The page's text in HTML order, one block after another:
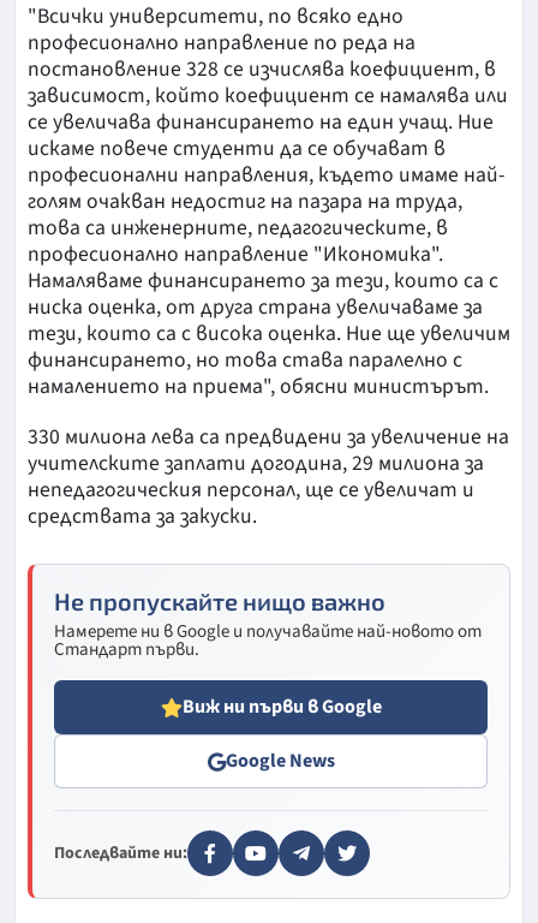
"Всички университети, по всяко едно
професионално направление по реда на
постановление 328 се изчислява коефициент, в
зависимост, който коефициент се намалява или
се увеличава финансирането на един учащ. Ние
искаме повече студенти да се обучават в
професионални направления, където имаме най-
голям очакван недостиг на пазара на труда,
това са инженерните, педагогическите, в
професионално направление "Икономика".
Намаляваме финансирането за тези, които са с
ниска оценка, от друга страна увеличаваме за
тези, които са с висока оценка. Ние ще увеличим
финансирането, но това става паралелно с
намалението на приема", обясни министърът.
330 милиона лева са предвидени за увеличение на
учителските заплати догодина, 29 милиона за
непедагогическия персонал, ще се увеличат и
средствата за закуски.
Не пропускайте нищо важно
Намерете ни в Google и получавайте най-новото от
Стандарт първи.
Виж ни първи в Google
Google News
Последвайте ни: